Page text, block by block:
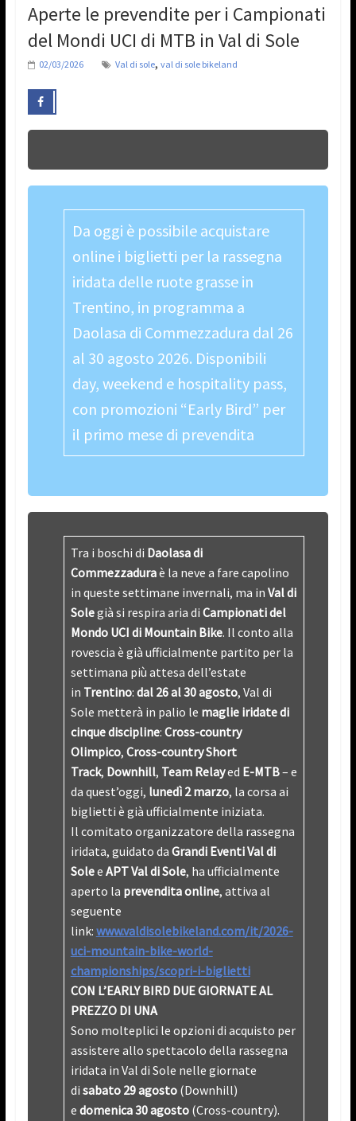
Aperte le prevendite per i Campionati
del Mondi UCI di MTB in Val di Sole
02/03/2026 Val di sole, val di sole bikeland
Da oggi è possibile acquistare
online i biglietti per la rassegna
iridata delle ruote grasse in
Trentino, in programma a
Daolasa di Commezzadura dal 26
al 30 agosto 2026. Disponibili
day, weekend e hospitality pass,
con promozioni “Early Bird” per
il primo mese di prevendita
Tra i boschi di Daolasa di
Commezzaduraè la neve a fare capolino
in queste settimane invernali, ma in Val di
Solegià si respira aria di Campionati del
Mondo UCI di Mountain Bike. Il conto alla
rovescia è già ufficialmente partito per la
settimana più attesa dell’estate
in Trentino: dal 26 al 30 agosto, Val di
Sole metterà in palio le maglie iridate di
cinque discipline: Cross-country
Olimpico, Cross-country Short
Track, Downhill, Team Relayed E-MTB– e
da quest’oggi, lunedì 2 marzo, la corsa ai
biglietti è già ufficialmente iniziata.
Il comitato organizzatore della rassegna
iridata, guidato da Grandi Eventi Val di
Solee APT Val di Sole, ha ufficialmente
aperto la prevendita online, attiva al
seguente
link: www.valdisolebikeland.com/it/2026-
uci-mountain-bike-world-
championships/scopri-i-biglietti
CON L’EARLY BIRD DUE GIORNATE AL
PREZZO DI UNA
Sono molteplici le opzioni di acquisto per
assistere allo spettacolo della rassegna
iridata in Val di Sole nelle giornate
di sabato 29 agosto(Downhill)
e domenica 30 agosto(Cross-country).